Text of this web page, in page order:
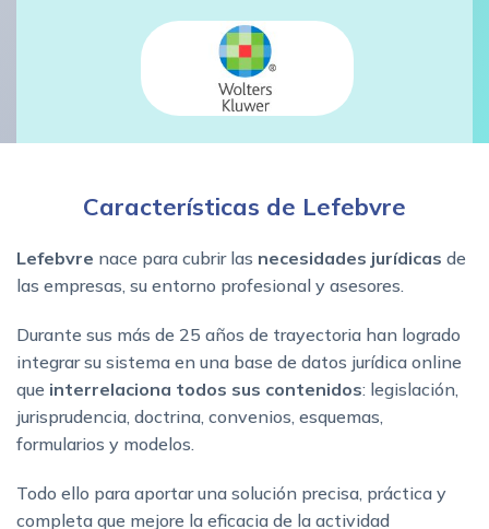
Características de Lefebvre
Lefebvre nace para cubrir las necesidades jurídicas de
las empresas, su entorno profesional y asesores.
Durante sus más de 25 años de trayectoria han logrado
integrar su sistema en una base de datos jurídica online
que interrelaciona todos sus contenidos: legislación,
jurisprudencia, doctrina, convenios, esquemas,
formularios y modelos.
Todo ello para aportar una solución precisa, práctica y
completa que mejore la eficacia de la actividad